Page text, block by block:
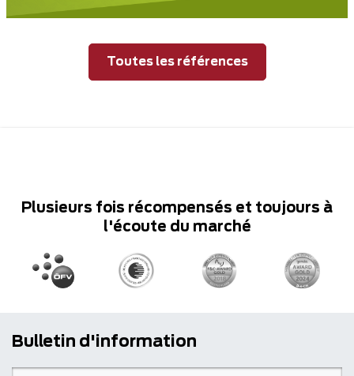
Toutes les références
Plusieurs fois récompensés et toujours à
l'écoute du marché
Bulletin d'information